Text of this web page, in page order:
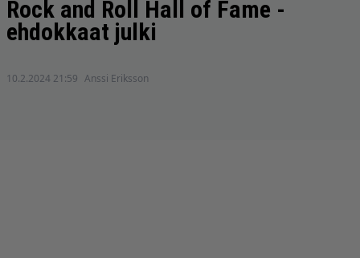
Rock and Roll Hall of Fame -
ehdokkaat julki
10.2.2024 21:59 Anssi Eriksson